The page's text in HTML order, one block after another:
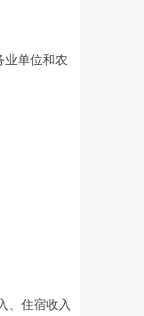
业单位和农
、住宿收入